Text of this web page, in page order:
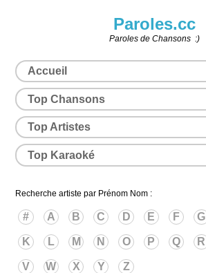
Paroles.cc
Paroles de Chansons :)
Accueil
Top Chansons
Top Artistes
Top Karaoké
Recherche artiste par Prénom Nom :
# A B C D E F G
K L M N O P Q R
V W X Y Z